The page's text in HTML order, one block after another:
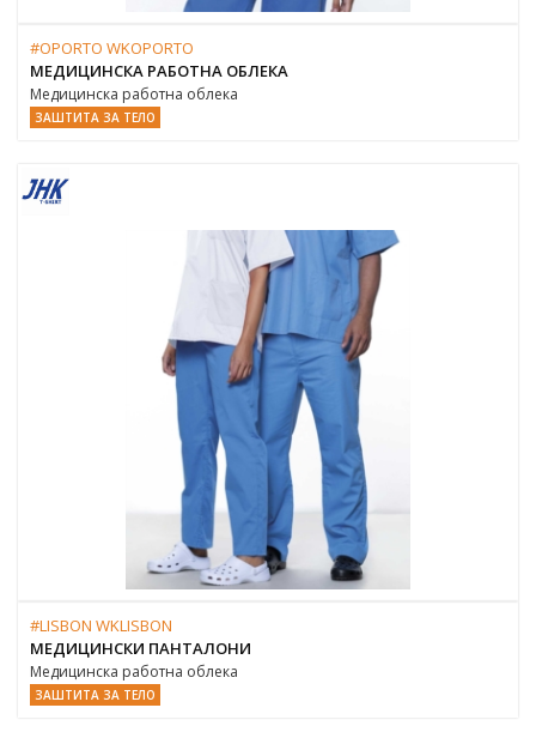
#OPORTO WKOPORTO
МЕДИЦИНСКА РАБОТНА ОБЛЕКА
Медицинска работна облека
ЗАШТИТА ЗА ТЕЛО
#LISBON WKLISBON
МЕДИЦИНСКИ ПАНТАЛОНИ
Медицинска работна облека
ЗАШТИТА ЗА ТЕЛО